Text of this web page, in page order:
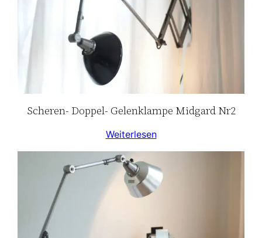
Scheren- Doppel- Gelenklampe Midgard Nr2
Weiterlesen